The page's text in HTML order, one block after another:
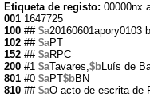
Etiqueta de registo: 00000nx
001 1647725
100 ## $a20160601apory0103
102 ## $aPT
152 ## $aRPC
200 #1 $aTavares,$bLuís de
801 #0 $aPT$bBN
810 ## $aO acto de escrita de